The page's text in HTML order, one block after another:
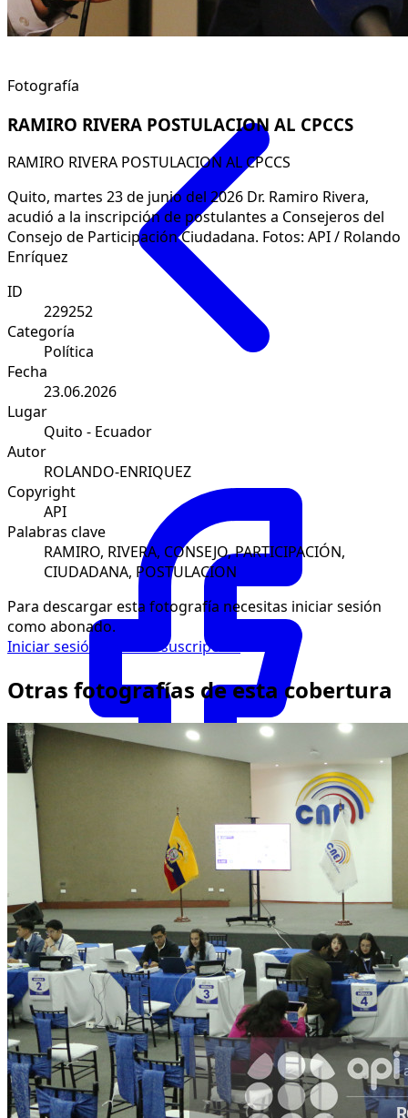
Facebook
Fotografía
RAMIRO RIVERA POSTULACION AL CPCCS
RAMIRO RIVERA POSTULACION AL CPCCS
Quito, martes 23 de junio del 2026 Dr. Ramiro Rivera,
acudió a la inscripción de postulantes a Consejeros del
Consejo de Participación Ciudadana. Fotos: API / Rolando
Enríquez
ID
229252
Categoría
Política
Fecha
23.06.2026
Lugar
Quito - Ecuador
Autor
ROLANDO-ENRIQUEZ
Copyright
API
Palabras clave
RAMIRO, RIVERA, CONSEJO, PARTICIPACIÓN,
CIUDADANA, POSTULACION
Para descargar esta fotografía necesitas iniciar sesión
como abonado.
Iniciar sesión
Solicitar suscripción
Otras fotografías de esta cobertura